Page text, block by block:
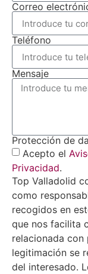
Correo
Teléfono
Mensaje
Protección de
Acepto el
Privacidad.
Top Valladolid
como
recogidos en
que nos facilita
relacionada
legitimación se
del interesado.